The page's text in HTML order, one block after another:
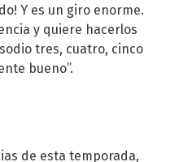
Y es un giro enorme.
y quiere hacerlos
tres, cuatro, cinco
bueno”.
de esta temporada,